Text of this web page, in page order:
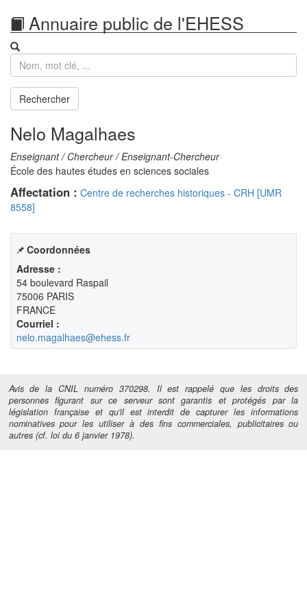
Annuaire public de l'EHESS
Recherche
Rechercher
Nelo Magalhaes
Enseignant / Chercheur / Enseignant-Chercheur
École des hautes études en sciences sociales
Affectation : Centre de recherches historiques - CRH [UMR
8558]
Coordonnées
Adresse :
54 boulevard Raspail
75006 PARIS
FRANCE
Courriel :
nelo.magalhaes@ehess.fr
Avis de la CNIL numéro 370298. Il est rappelé que les droits des
personnes figurant sur ce serveur sont garantis et protégés par la
législation française et qu'il est interdit de capturer les informations
nominatives pour les utiliser à des fins commerciales, publicitaires ou
autres (cf. loi du 6 janvier 1978).